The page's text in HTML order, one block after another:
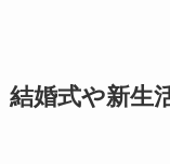
結婚式や新生